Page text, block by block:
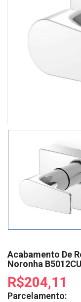
Acabamento De
Noronha
R$204,11
Parcelamento: